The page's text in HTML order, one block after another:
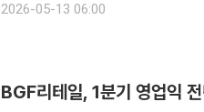
다. 인근 중학교 학생들이 청소 봉사
2026-05-13 06:00
BGF리테일, 1분기 영업익